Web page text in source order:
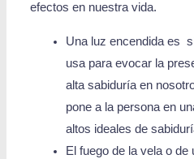
efectos en nuestra vida.
Una luz encendida es
usa para evocar la
alta sabiduría en
pone a la persona en
altos ideales de
El fuego de la vela o